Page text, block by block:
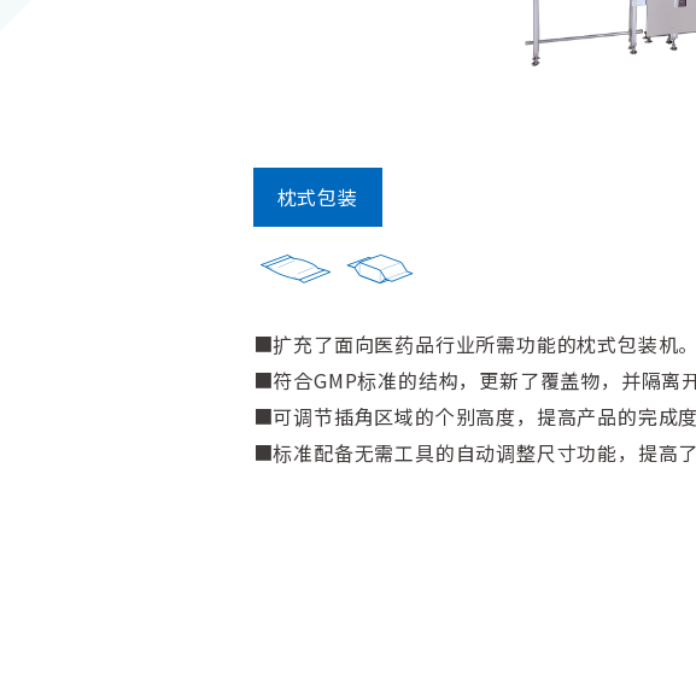
枕式包装
扩充了面向医药品行业所需功能的枕式包装机。
符合GMP标准的结构，更新了覆盖物，并隔离
可调节插角区域的个别高度，提高产品的完成度
标准配备无需工具的自动调整尺寸功能，提高